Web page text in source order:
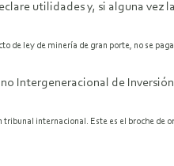
utilidades y, si alguna vez
de ley de minería de gran porte, no se
Intergeneracional de
internacional. Este es el broche de